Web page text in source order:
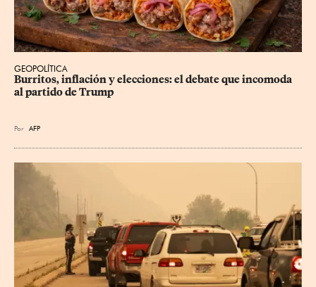
GEOPOLÍTICA
Burritos, inflación y elecciones: el debate que incomoda
al partido de Trump
Por AFP